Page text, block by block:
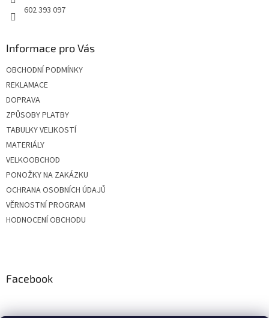
602 393 097
Informace pro Vás
OBCHODNÍ PODMÍNKY
REKLAMACE
DOPRAVA
ZPŮSOBY PLATBY
TABULKY VELIKOSTÍ
MATERIÁLY
VELKOOBCHOD
PONOŽKY NA ZAKÁZKU
OCHRANA OSOBNÍCH ÚDAJŮ
VĚRNOSTNÍ PROGRAM
HODNOCENÍ OBCHODU
Facebook